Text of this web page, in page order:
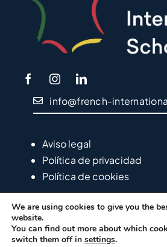
info@french-
Aviso legal
Política de privacidad
Política de cookies
We are using cookies to give you the
website.
You can find out more about which
switch them off in settings.